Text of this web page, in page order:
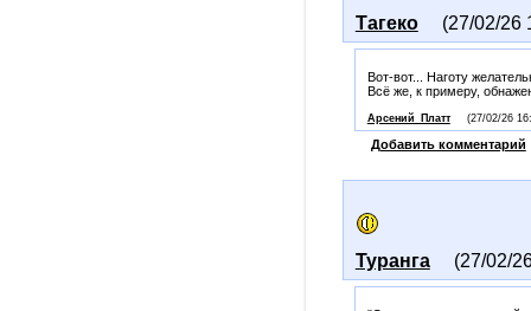
Тагеко (27/02/26
Вот-вот... Наготу
Всё же, к примеру,
Арсений_Платт (27/02/26
Добавить комментарий
Туранга (27/02/